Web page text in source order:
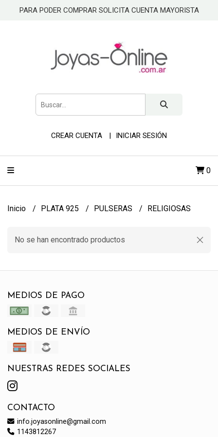
PARA PODER COMPRAR SOLICITA CUENTA MAYORISTA
CREAR CUENTA INICIAR SESIÓN
0
Inicio PLATA 925 PULSERAS RELIGIOSAS
No se han encontrado productos
MEDIOS DE PAGO
MEDIOS DE ENVÍO
NUESTRAS REDES SOCIALES
CONTACTO
info.joyasonline@gmail.com
1143812267